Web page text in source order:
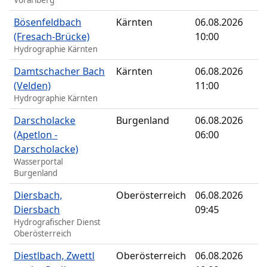
Bösenfeldbach
(Fresach-Brücke)
Hydrographie Kärnten
Kärnten
06.08.2026
10:00
Damtschacher Bach
(Velden)
Hydrographie Kärnten
Kärnten
06.08.2026
11:00
Darscholacke
(Apetlon -
Darscholacke)
Wasserportal
Burgenland
Burgenland
06.08.2026
06:00
Diersbach,
Diersbach
Hydrografischer Dienst
Oberösterreich
Oberösterreich
06.08.2026
09:45
Diestlbach, Zwettl
Oberösterreich
06.08.2026